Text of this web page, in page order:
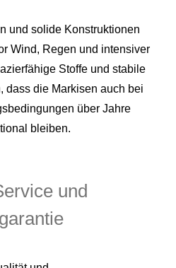
und solide Konstruktionen
Wind, Regen und intensiver
Stoffe und stabile
dass die Markisen auch bei
über Jahre
bleiben.
und